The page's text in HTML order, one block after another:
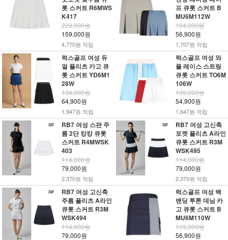
롯 스커트 R6MWS
K417
229,000원
159,000원
4,770원 적립
프 큐롯 스커트 B
MU6M112W
104,000원
56,900원
1,707원 적립
럭스골프 여성 듀
얼 플리츠 카고 큐
롯 스커트 YD6M1
28W
134,000원
64,900원
1,947원 적립
럭스골프 여성 와
플 레이스 스트링
큐롯 스커트 TO6M
106W
109,000원
54,900원
1,647원 적립
RB7 여성 스판 주
름 2단 캉캉 큐롯
스커트 R4MWSK
403
114,000원
79,000원
2,370원 적립
RB7 여성 고신축
포켓 플리츠 A라인
큐롯 스커트 R3M
WSK495
114,000원
79,000원
2,370원 적립
RB7 여성 고신축
주름 플리츠 A라인
큐롯 스커트 R3M
WSK494
114,000원
79,000원
럭스골프 여성 백
밴딩 투톤 데님 카
고 큐롯 스커트 B
MU6M110W
119,000원
56,900원